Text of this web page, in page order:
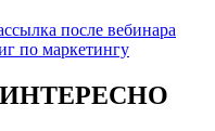
после вебинара
по маркетингу